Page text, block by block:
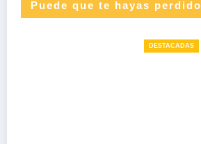
Puede que te hayas perdido